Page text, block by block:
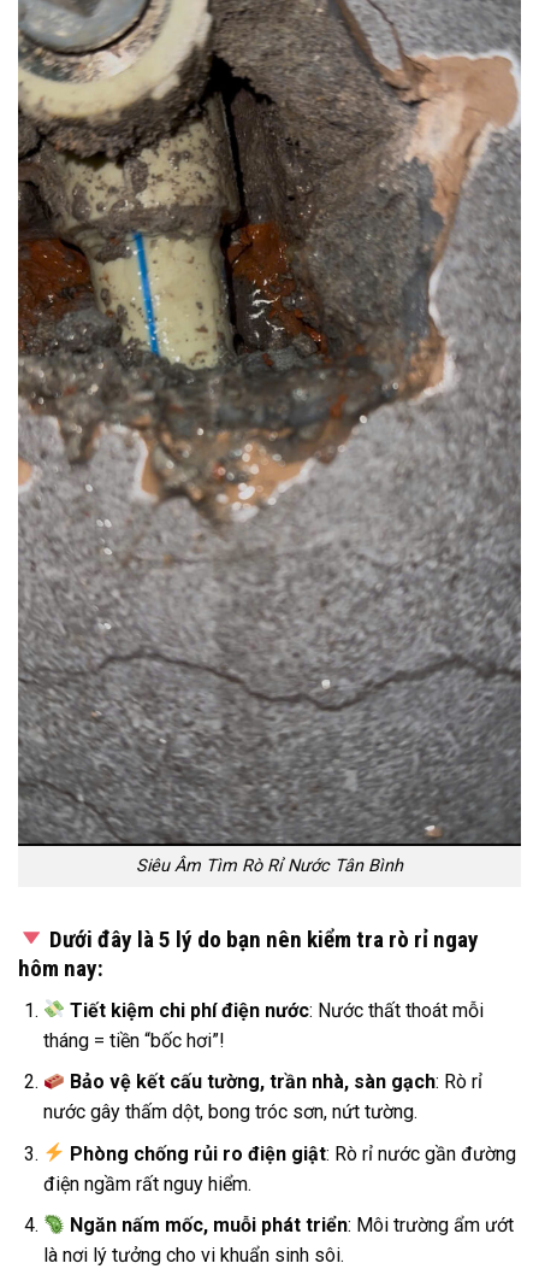
Siêu Âm Tìm Rò Rỉ Nước Tân Bình
Dưới đây là 5 lý do bạn nên kiểm tra rò rỉ ngay
hôm nay:
Tiết kiệm chi phí điện nước: Nước thất thoát mỗi
tháng = tiền “bốc hơi”!
Bảo vệ kết cấu tường, trần nhà, sàn gạch: Rò rỉ
nước gây thấm dột, bong tróc sơn, nứt tường.
Phòng chống rủi ro điện giật: Rò rỉ nước gần đường
điện ngầm rất nguy hiểm.
Ngăn nấm mốc, muỗi phát triển: Môi trường ẩm ướt
là nơi lý tưởng cho vi khuẩn sinh sôi.